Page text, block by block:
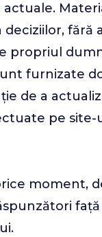
fără
propriul
furnizate
de a
pe site-
moment,